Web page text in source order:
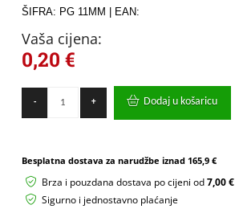
ŠIFRA: PG 11MM | EAN:
Vaša cijena:
0,20 €
-
kabel
količina
+ Dodaj u košaricu
Besplatna dostava za narudžbe iznad 165,9 €
Brza i pouzdana dostava po cijeni od7,00 €
Sigurno i jednostavno plaćanje